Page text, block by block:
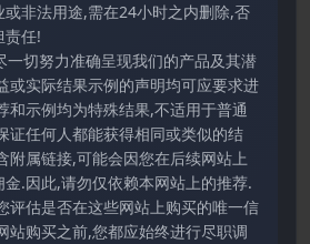
非法用途,需在24小时之内删除,否
责任!
一切努力准确呈现我们的产品及其潜
或实际结果示例的声明均可应要求进
和示例均为特殊结果,不适用于普通
证任何人都能获得相同或类似的结
附属链接,可能会因您在后续网站上
.因此,请勿仅依赖本网站上的推荐.
评估是否在这些网站上购买的唯一信
站购买之前,您都应始终进行尽职调